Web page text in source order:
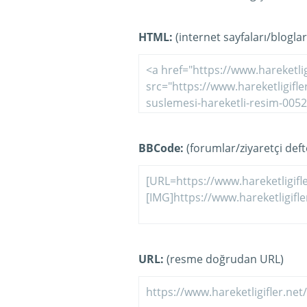
HTML: (internet sayfaları/
BBCode: (forumlar/ziyaretçi
URL: (resme doğrudan URL)